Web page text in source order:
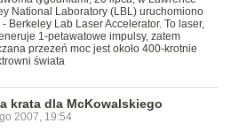
National Laboratory (LBL) uruchomiono
- Berkeley Lab Laser Accelerator. To laser,
1-petawatowe impulsy, zatem
przezeń moc jest około 400-krotnie
świata
krata dla McKowalskiego
2007, 19:54